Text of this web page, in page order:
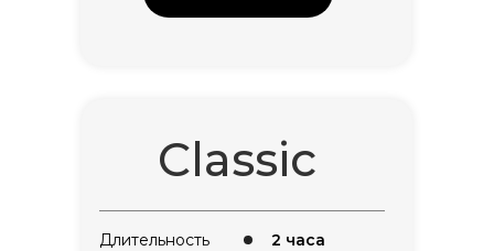
Classic
Длительность 2 часа